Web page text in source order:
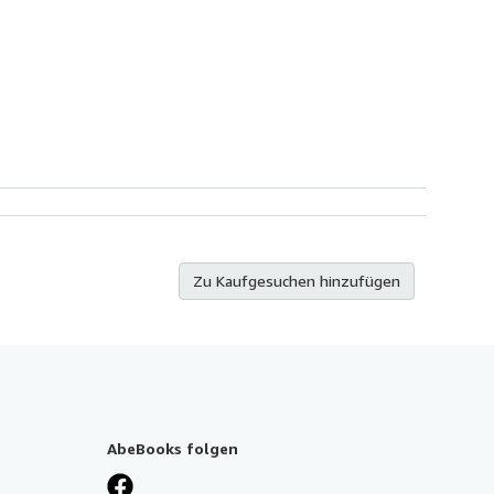
Zu Kaufgesuchen hinzufügen
AbeBooks folgen